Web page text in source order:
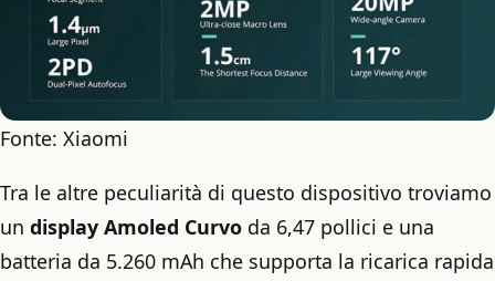
Fonte: Xiaomi
Tra le altre peculiarità di questo dispositivo troviamo
un display Amoled Curvo da 6,47 pollici e una
batteria da 5.260 mAh che supporta la ricarica rapida